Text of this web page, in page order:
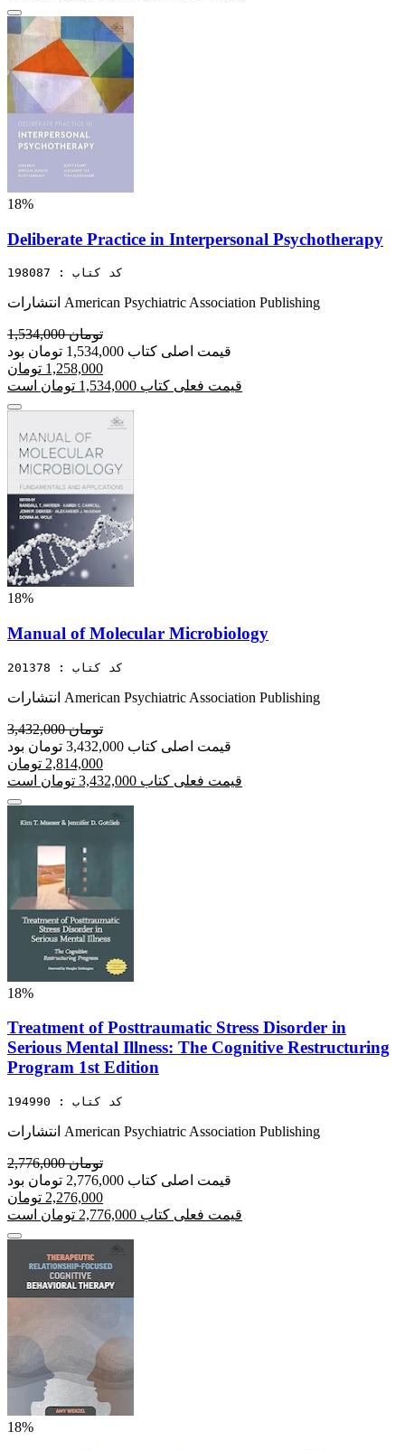
18%
Deliberate Practice in Interpersonal Psychotherapy
کد کتاب : 198087
انتشارات American Psychiatric Association Publishing
1,534,000 تومان
قیمت اصلی کتاب 1,534,000 تومان بود
1,258,000 تومان
قیمت فعلی کتاب 1,534,000 تومان است
18%
Manual of Molecular Microbiology
کد کتاب : 201378
انتشارات American Psychiatric Association Publishing
3,432,000 تومان
قیمت اصلی کتاب 3,432,000 تومان بود
2,814,000 تومان
قیمت فعلی کتاب 3,432,000 تومان است
18%
Treatment of Posttraumatic Stress Disorder in
Serious Mental Illness: The Cognitive Restructuring
Program 1st Edition
کد کتاب : 194990
انتشارات American Psychiatric Association Publishing
2,776,000 تومان
قیمت اصلی کتاب 2,776,000 تومان بود
2,276,000 تومان
قیمت فعلی کتاب 2,776,000 تومان است
18%